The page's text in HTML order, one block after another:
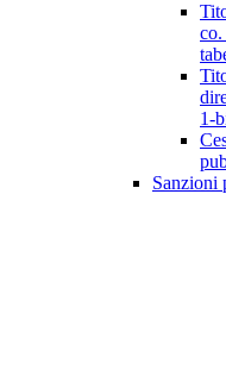
co.
1-
Sanzioni